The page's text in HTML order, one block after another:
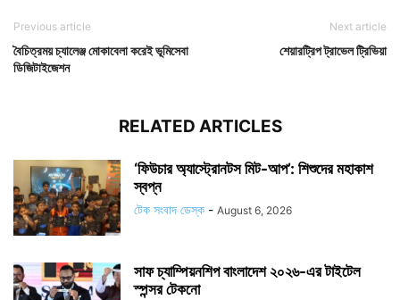
Previous article
বৈচিত্রময় চ্যালেঞ্জ মোকাবেলা করেই ভূমিসেবা
ডিজিটাইজেশন
Next article
শেয়ারট্রিপ ট্রাভেল ট্রিভিয়া
RELATED ARTICLES
‘ফিউচার অ্যাস্ট্রোনটস মিট-আপ’: শিশুদের মহাকাশ
স্বপ্ন
টেক সংবাদ ডেস্ক - August 6, 2026
সাফ চ্যাম্পিয়নশিপ বাংলাদেশ ২০২৬-এর টাইটেল
স্পন্সর টেকনো